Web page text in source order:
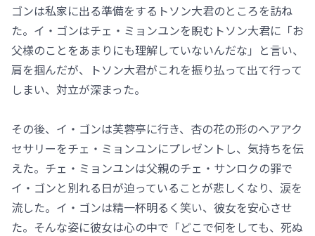
ゴンは私家に出る準備をするトソン大君のところを訪ね
た。イ・ゴンはチェ・ミョンユンを睨むトソン大君に「お
父様のことをあまりにも理解していないんだな」と言い、
肩を掴んだが、トソン大君がこれを振り払って出て行って
しまい、対立が深まった。
その後、イ・ゴンは芙蓉亭に行き、杏の花の形のヘアアク
セサリーをチェ・ミョンユンにプレゼントし、気持ちを伝
えた。チェ・ミョンユンは父親のチェ・サンロクの罪で
イ・ゴンと別れる日が迫っていることが悲しくなり、涙を
流した。イ・ゴンは精一杯明るく笑い、彼女を安心させ
た。そんな姿に彼女は心の中で「どこで何をしても、死ぬ